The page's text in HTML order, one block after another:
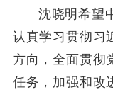
沈晓明希望
认真学习贯彻 习
方向，全面贯彻
任务，加强和改